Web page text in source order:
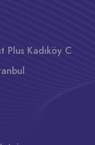
Plus Kadıköy C